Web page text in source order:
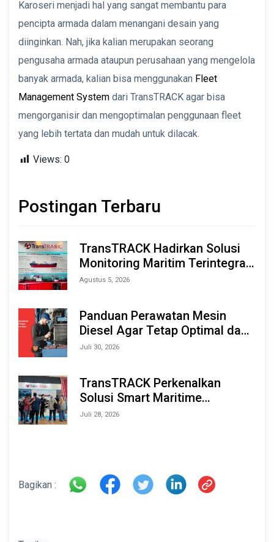
Karoseri menjadi hal yang sangat membantu para
pencipta armada dalam menangani desain yang
diinginkan. Nah, jika kalian merupakan seorang
pengusaha armada ataupun perusahaan yang mengelola
banyak armada, kalian bisa menggunakan Fleet
Management System dari TransTRACK agar bisa
mengorganisir dan mengoptimalan penggunaan fleet
yang lebih tertata dan mudah untuk dilacak.
Views: 0
Postingan Terbaru
TransTRACK Hadirkan Solusi
Monitoring Maritim Terintegrasi
Berbasis AI & IoT di Indonesia
Agustus 5, 2026
Panduan Perawatan Mesin
Diesel Agar Tetap Optimal dan
Tahan Lama
Juli 30, 2026
TransTRACK Perkenalkan
Solusi Smart Maritime
Monitoring Berbasis AI dan IoT
Juli 28, 2026
Bagikan :